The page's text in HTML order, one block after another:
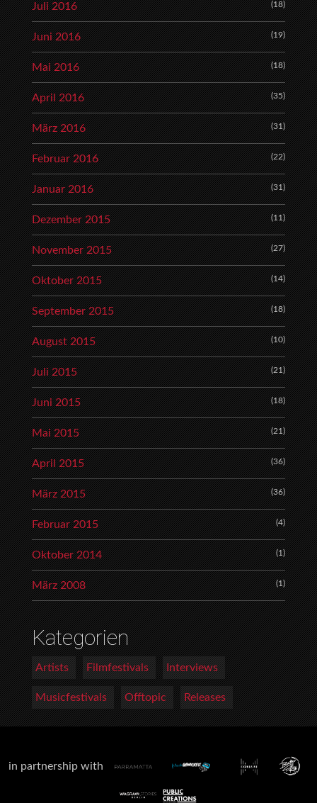
Juli 2016 (18)
Juni 2016 (19)
Mai 2016 (18)
April 2016 (35)
März 2016 (31)
Februar 2016 (22)
Januar 2016 (31)
Dezember 2015 (11)
November 2015 (27)
Oktober 2015 (14)
September 2015 (18)
August 2015 (10)
Juli 2015 (21)
Juni 2015 (18)
Mai 2015 (21)
April 2015 (36)
März 2015 (36)
Februar 2015 (4)
Oktober 2014 (1)
März 2008 (1)
Kategorien
Artists Filmfestivals Interviews
Musicfestivals Offtopic Releases
in partnership with